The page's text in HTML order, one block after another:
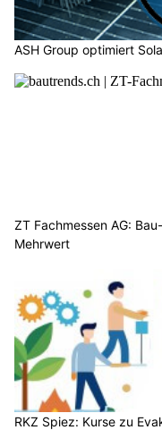
ASH Group optimiert
ZT Fachmessen AG:
Mehrwert
RKZ Spiez: Kurse zu